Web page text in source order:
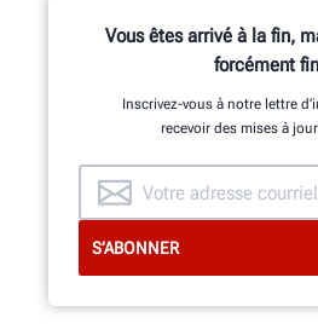
Vous êtes arrivé à la fin,
forcément
Inscrivez-vous à notre lettre
recevoir des mises à